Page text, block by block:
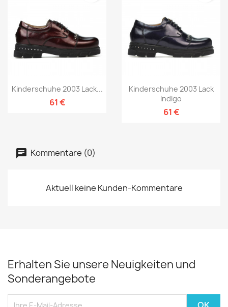
Kinderschuhe 2003 Lack...
61 €
Kinderschuhe 2003 Lack
Indigo
61 €
Kommentare (0)
Aktuell keine Kunden-Kommentare
Erhalten Sie unsere Neuigkeiten und
Sonderangebote